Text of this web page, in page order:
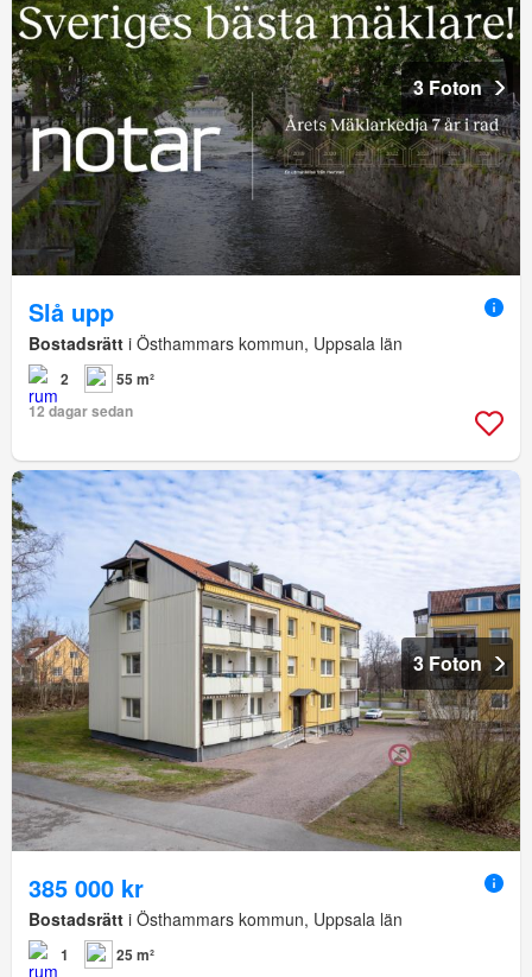
3 Foton
Slå upp
Bostadsrätt i Östhammars kommun, Uppsala län
2
55 m²
12 dagar sedan
3 Foton
385 000 kr
Bostadsrätt i Östhammars kommun, Uppsala län
1
25 m²